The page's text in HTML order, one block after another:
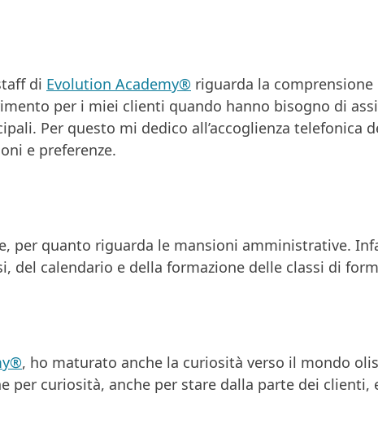
di Evolution Academy® riguarda la comprensione
per i miei clienti quando hanno bisogno di
Per questo mi dedico all’accoglienza telefonica
e preferenze.
per quanto riguarda le mansioni amministrative.
del calendario e della formazione delle classi di
, ho maturato anche la curiosità verso il mondo
per curiosità, anche per stare dalla parte dei clienti,